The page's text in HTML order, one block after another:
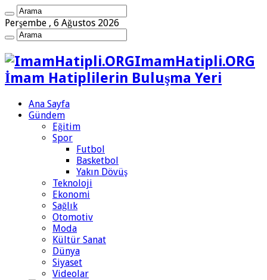
Perşembe , 6 Ağustos 2026
ImamHatipli.ORG
İmam Hatiplilerin Buluşma Yeri
Ana Sayfa
Gündem
Eğitim
Spor
Futbol
Basketbol
Yakın Dövüş
Teknoloji
Ekonomi
Sağlık
Otomotiv
Moda
Kültür Sanat
Dünya
Siyaset
Videolar